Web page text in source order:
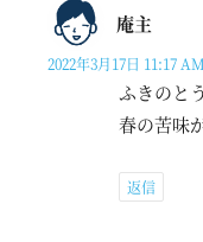
庵主
2022年3月17日 11:17 AM
ふきのと
春の苦味
返信